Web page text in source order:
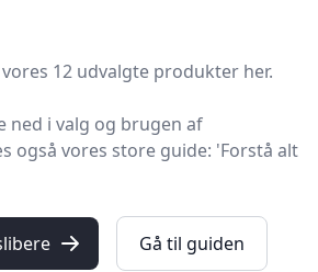
kvalitet, tilbud på bænkslibere,
12 udvalgte produkter her.
ned i valg og brugen af
også vores store guide: 'Forstå alt
Gå til guiden